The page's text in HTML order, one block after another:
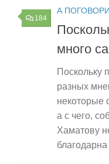
184
А
много
Поскольку
разных
некоторые
а с чего,
Хаматову